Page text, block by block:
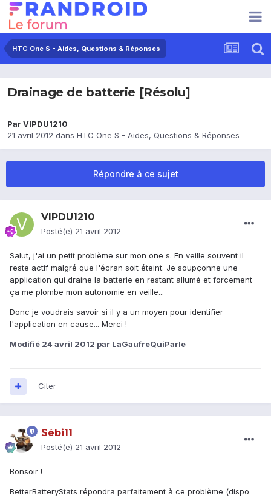
HTC One S - Aides, Questions & Réponses
Drainage de batterie [Résolu]
ParVIPDU1210
21 avril 2012 dans HTC One S - Aides, Questions & Réponses
Répondre à ce sujet
VIPDU1210
Posté(e) 21 avril 2012
Salut, j'ai un petit problème sur mon one s. En veille souvent il
reste actif malgré que l'écran soit éteint. Je soupçonne une
application qui draine la batterie en restant allumé et forcement
ça me plombe mon autonomie en veille...
Donc je voudrais savoir si il y a un moyen pour identifier
l'application en cause... Merci !
Modifié 24 avril 2012 par LaGaufreQuiParle
Citer
Sébi11
Posté(e) 21 avril 2012
Bonsoir !
BetterBatteryStats répondra parfaitement à ce problème (dispo